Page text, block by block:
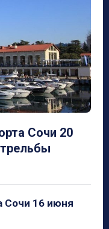
Сочи 20
Сочи 16 июня